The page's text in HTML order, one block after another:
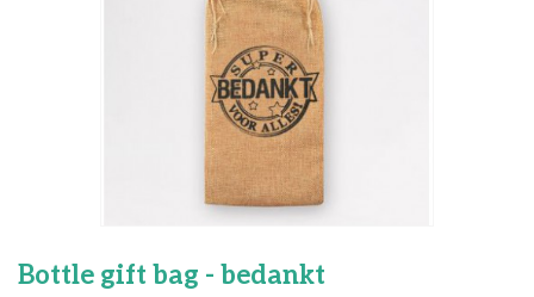
Bottle gift bag - bedankt